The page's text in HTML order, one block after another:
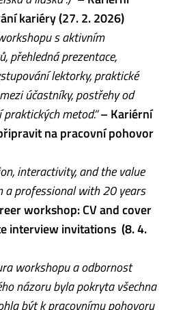
kariéry (27. 2. 2026)
s aktivním
přehledná prezentace,
lektorky, praktické
účastníky, postřehy od
metod.“– Kariérní
na pracovní pohovor
interactivity, and the value
professional with 20 years
workshop: CV and cover
interview invitations (8. 4.
workshopu a odbornost
názoru byla pokryta všechna
být k pracovnímu pohovoru